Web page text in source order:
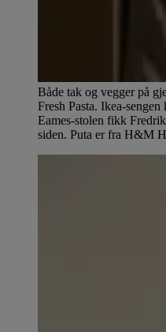
Både tak og vegger på
Fresh Pasta. Ikea-
Eames-stolen fikk
siden. Puta er fra H&M